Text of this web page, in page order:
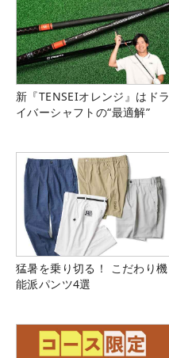
新『TENSEIオレンジ』はドラ
イバーシャフトの“最適解”
猛暑を乗り切る！ こだわり機
能派パンツ4選